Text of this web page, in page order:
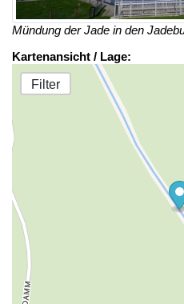
Mündung der Jade in den
Kartenansicht / Lage:
Filter